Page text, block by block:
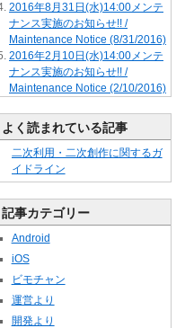
2016年8月31日(水)14:00メンテ
ナンス実施のお知らせ!! /
Maintenance Notice (8/31/2016)
2016年2月10日(水)14:00メンテ
ナンス実施のお知らせ!! /
Maintenance Notice (2/10/2016)
よく読まれている記事
二次利用・二次創作に関するガ
イドライン
記事カテゴリー
Android
iOS
ビモチャン
運営より
開発より